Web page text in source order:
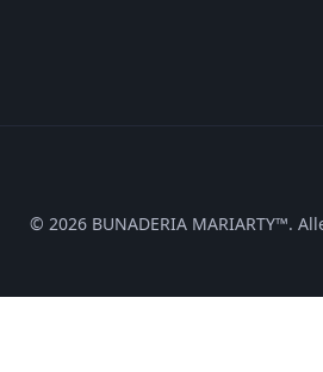
© 2026 BUNADERIA MARIARTY™.